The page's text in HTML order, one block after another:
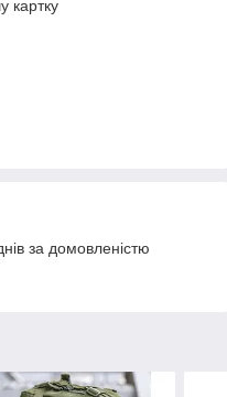
картку
за домовленістю